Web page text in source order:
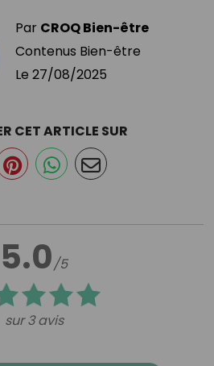
Par CROQ Bien-être
Contenus Bien-être
Le 27/08/2025
5.0/5
sur 3 avis
CET ARTICLE SUR